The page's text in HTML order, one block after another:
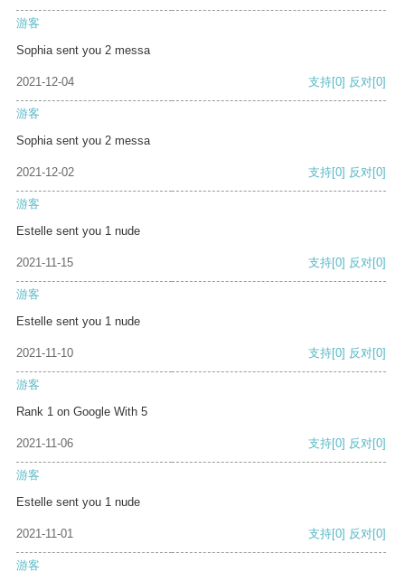
游客
Sophia sent you 2 messa
2021-12-04 支持[0] 反对[0]
游客
Sophia sent you 2 messa
2021-12-02 支持[0] 反对[0]
游客
Estelle sent you 1 nude
2021-11-15 支持[0] 反对[0]
游客
Estelle sent you 1 nude
2021-11-10 支持[0] 反对[0]
游客
Rank 1 on Google With 5
2021-11-06 支持[0] 反对[0]
游客
Estelle sent you 1 nude
2021-11-01 支持[0] 反对[0]
游客